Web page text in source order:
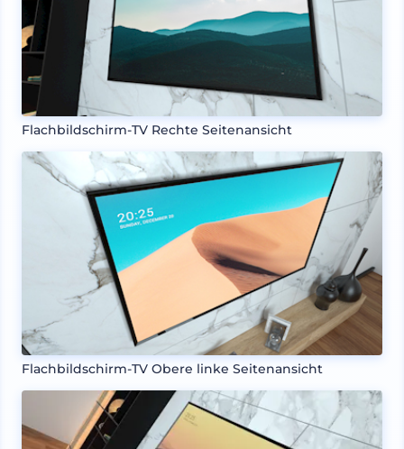
Flachbildschirm-TV Rechte Seitenansicht
Flachbildschirm-TV Obere linke Seitenansicht